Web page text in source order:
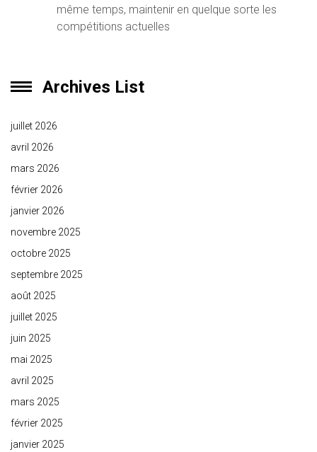
même temps, maintenir en quelque sorte les
compétitions actuelles
Archives List
juillet 2026
avril 2026
mars 2026
février 2026
janvier 2026
novembre 2025
octobre 2025
septembre 2025
août 2025
juillet 2025
juin 2025
mai 2025
avril 2025
mars 2025
février 2025
janvier 2025